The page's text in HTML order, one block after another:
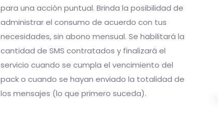
para una acción puntual. Brinda la posibilidad de
administrar el consumo de acuerdo con tus
necesidades, sin abono mensual. Se habilitará la
cantidad de SMS contratados y finalizará el
servicio cuando se cumpla el vencimiento del
pack o cuando se hayan enviado la totalidad de
los mensajes (lo que primero suceda).